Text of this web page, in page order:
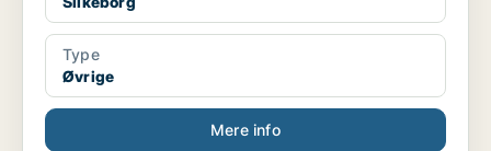
Type
Øvrige
Mere info